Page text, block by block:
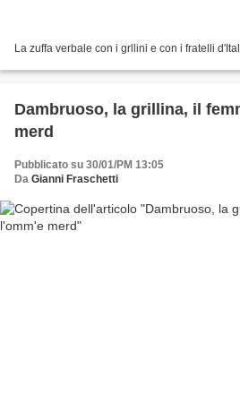
La zuffa verbale con i grllini e con i fratelli
Dambruoso, la grillina, il
merd
Pubblicato su 30/01/PM 13:05
Da Gianni Fraschetti